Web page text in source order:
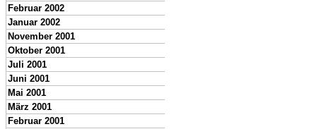
Februar 2002
Januar 2002
November 2001
Oktober 2001
Juli 2001
Juni 2001
Mai 2001
März 2001
Februar 2001